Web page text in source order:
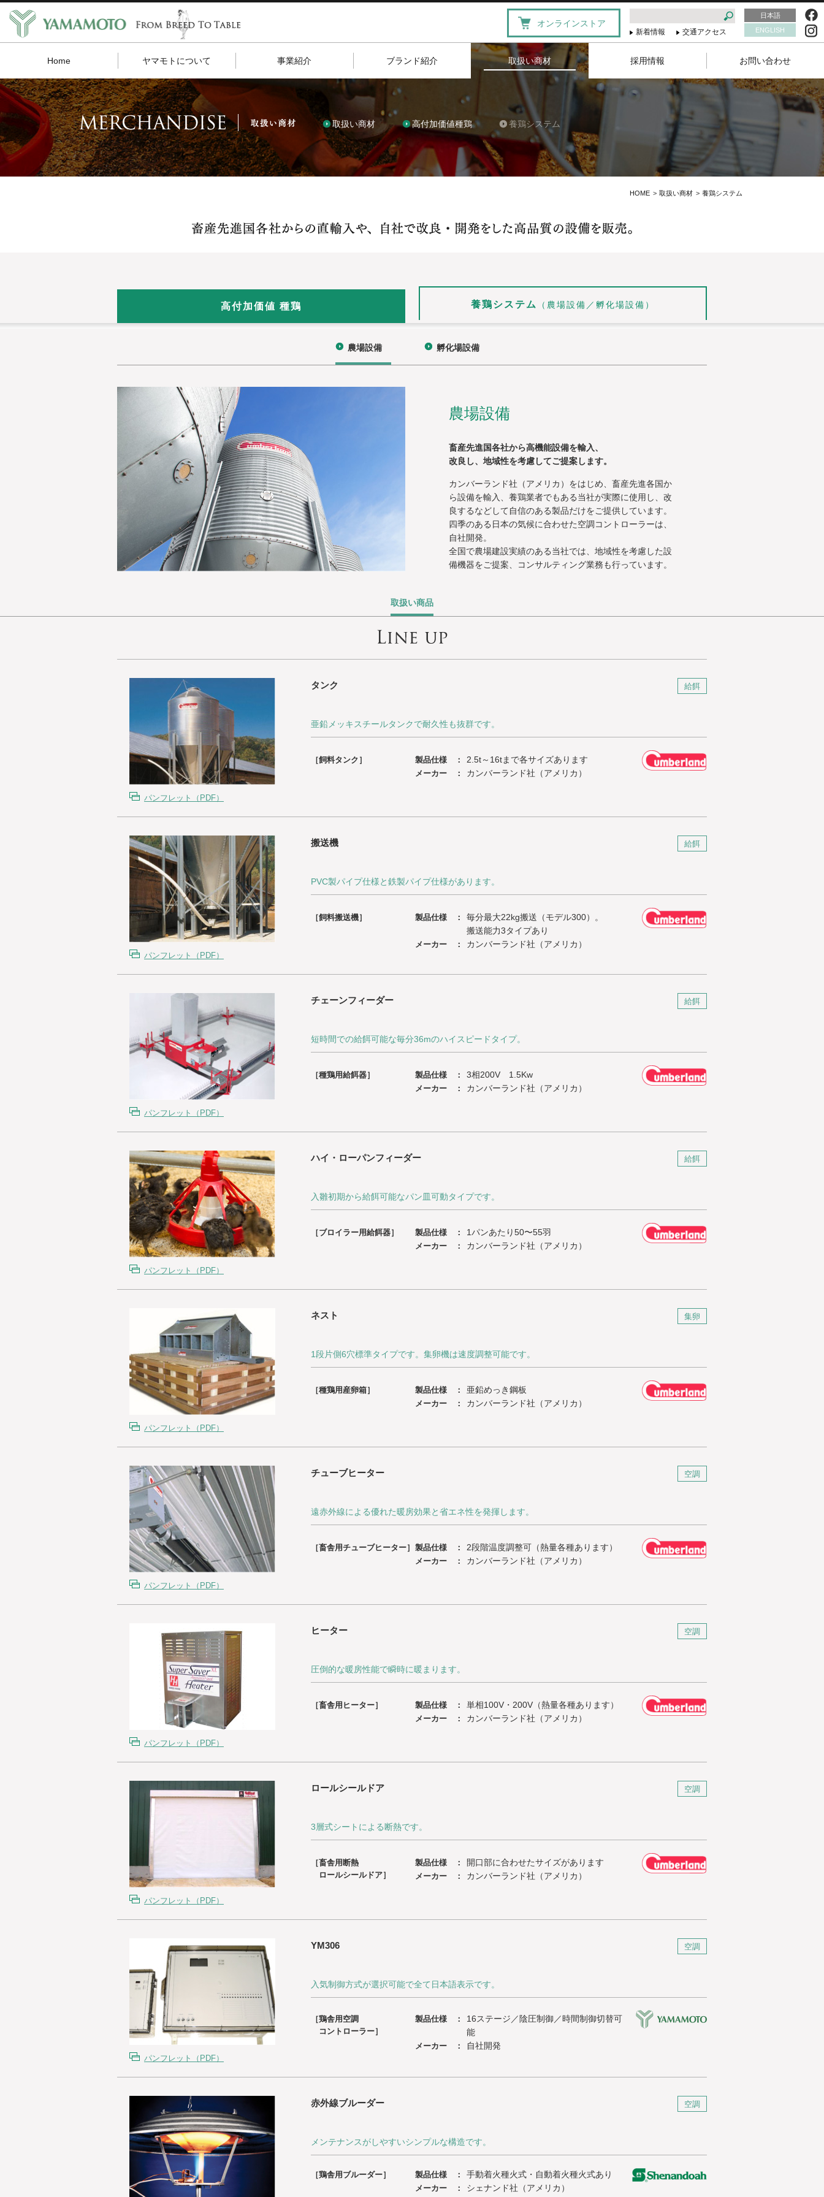
オンラインストア
新着情報 交通アクセス
日本語
ENGLISH
Home ヤマモトについて 事業紹介 ブランド紹介 取扱い商材 採用情報 お問い合わせ
取扱い商材 高付加価値種鶏 養鶏システム
HOME 取扱い商材 養鶏システム
高付加価値 種鶏 養鶏システム （農場設備／孵化場設備）
農場設備 孵化場設備
農場設備
畜産先進国各社から高機能設備を輸入、
改良し、地域性を考慮してご提案します。
カンバーランド社（アメリカ）をはじめ、畜産先進各国か
ら設備を輸入、養鶏業者でもある当社が実際に使用し、改
良するなどして自信のある製品だけをご提供しています。
四季のある日本の気候に合わせた空調コントローラーは、
自社開発。
全国で農場建設実績のある当社では、地域性を考慮した設
備機器をご提案、コンサルティング業務も行っています。
取扱い商品
パンフレット（PDF）
タンク 給餌
亜鉛メッキスチールタンクで耐久性も抜群です。
［飼料タンク］ 製品仕様 ： 2.5t～16tまで各サイズあります
メーカー ： カンバーランド社（アメリカ）
パンフレット（PDF）
搬送機 給餌
PVC製パイプ仕様と鉄製パイプ仕様があります。
［飼料搬送機］ 製品仕様 ：
毎分最大22kg搬送（モデル300）。
搬送能力3タイプあり
メーカー ： カンバーランド社（アメリカ）
パンフレット（PDF）
チェーンフィーダー 給餌
短時間での給餌可能な毎分36mのハイスピードタイプ。
［種鶏用給餌器］ 製品仕様 ： 3相200V 1.5Kw
メーカー ： カンバーランド社（アメリカ）
パンフレット（PDF）
ハイ・ローパンフィーダー 給餌
入雛初期から給餌可能なパン皿可動タイプです。
［ブロイラー用給餌器］ 製品仕様 ： 1パンあたり50〜55羽
メーカー ： カンバーランド社（アメリカ）
パンフレット（PDF）
ネスト 集卵
1段片側6穴標準タイプです。集卵機は速度調整可能です。
［種鶏用産卵箱］ 製品仕様 ： 亜鉛めっき鋼板
メーカー ： カンバーランド社（アメリカ）
パンフレット（PDF）
チューブヒーター 空調
遠赤外線による優れた暖房効果と省エネ性を発揮します。
［畜舎用チューブヒーター］ 製品仕様 ： 2段階温度調整可（熱量各種あります）
メーカー ： カンバーランド社（アメリカ）
パンフレット（PDF）
ヒーター 空調
圧倒的な暖房性能で瞬時に暖まります。
［畜舎用ヒーター］ 製品仕様 ： 単相100V・200V（熱量各種あります）
メーカー ： カンバーランド社（アメリカ）
パンフレット（PDF）
ロールシールドア 空調
3層式シートによる断熱です。
［畜舎用断熱
ロールシールドア］
製品仕様 ： 開口部に合わせたサイズがあります
メーカー ： カンバーランド社（アメリカ）
パンフレット（PDF）
YM306 空調
入気制御方式が選択可能で全て日本語表示です。
［鶏舎用空調
コントローラー］
製品仕様 ：
16ステージ／陰圧制御／時間制御切替可
能
メーカー ： 自社開発
赤外線ブルーダー 空調
メンテナンスがしやすいシンプルな構造です。
［鶏舎用ブルーダー］ 製品仕様 ： 手動着火種火式・自動着火種火式あり
メーカー ： シェナンド社（アメリカ）